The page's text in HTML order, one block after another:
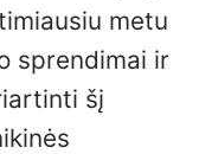
metu
sprendimai ir
šį